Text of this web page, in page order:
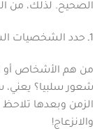
الصحيح. لذلك، من
1ـ حدد الشخصيات السامة في حياتك
من هم الأشخاص أو
شعور سلبيا؟
الزمن وبعدها
والانزعاج!